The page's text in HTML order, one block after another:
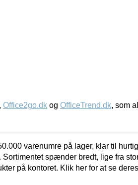
, Office2go.dk og OfficeTrend.dk, som
varenumre på lager, klar til hurtig
Sortimentet spænder bredt, lige fra
på kontoret. Klik her for at se deres